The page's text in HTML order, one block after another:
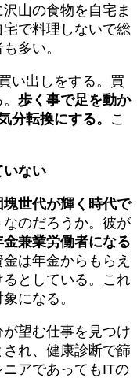
山の食物を自宅ま
で料理しないで総
多い。
い出しをする。買
歩く事で足を動か
分転換にする。 こ
いない
世代が輝く時代で
のだろうか。彼が
金兼業労働者になる
は年金からもらえ
としている。これ
になる。
望む仕事を見つけ
れ、健康診断で篩
アであってもITの